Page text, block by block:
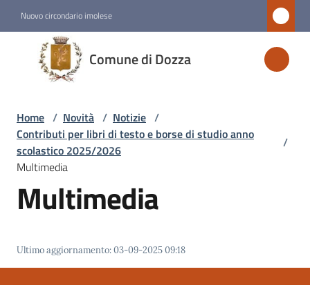
Nuovo circondario imolese
Comune di Dozza
Comune
di
Dozza
Amministrazione
Novità
Menu selezionato
Home / Novità / Notizie /
Contributi per libri di testo e borse di studio anno
scolastico 2025/2026
/
Multimedia
Multimedia
Ultimo aggiornamento:03-09-2025 09:18